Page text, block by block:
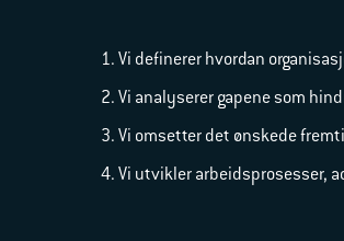
Vi definerer hvordan
Vi analyserer gapene som
Vi omsetter det ønskede
Vi utvikler arbeidsprosesser,